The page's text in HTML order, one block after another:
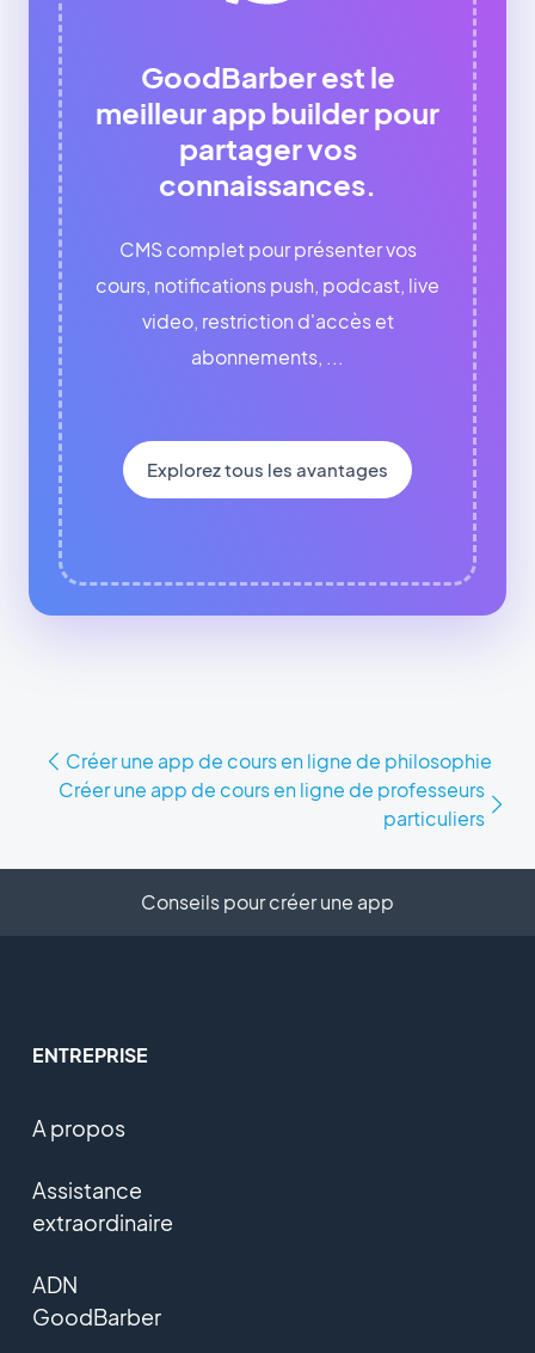
GoodBarber est le
meilleur app builder pour
partager vos
connaissances.
CMS complet pour présenter vos
cours, notifications push, podcast, live
video, restriction d'accès et
abonnements, ...
Explorez tous les avantages
Créer une app de cours en ligne de philosophie
Créer une app de cours en ligne de professeurs
particuliers
Conseils pour créer une app
ENTREPRISE
A propos
Assistance
extraordinaire
ADN
GoodBarber